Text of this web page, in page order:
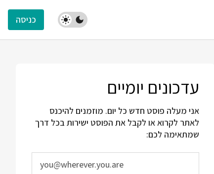
כניסה
עדכונים יומיים
אני מעלה פוסט חדש כל יום. מוזמנים להיכנס
לאתר לקרוא או לקבל את הפוסט ישירות בכל דרך
שמתאימה לכם: